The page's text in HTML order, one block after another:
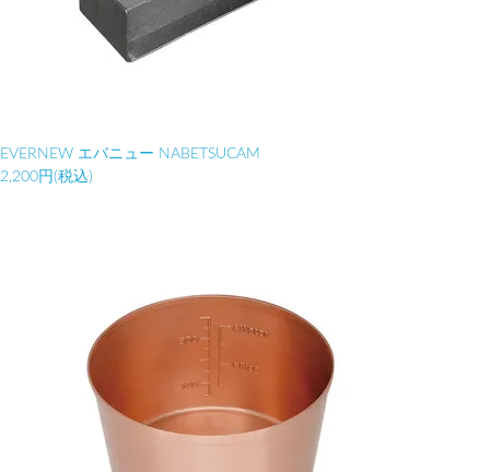
EVERNEW エバニュー NABETSUCAM
2,200円(税込)